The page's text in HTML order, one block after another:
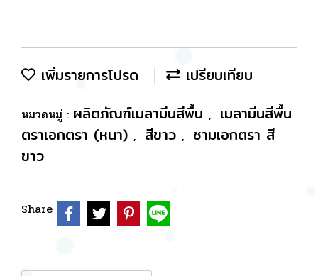
เพิ่มรายการโปรด เปรียบเทียบ
หมวดหมู่ : ผลิตภัณฑ์เมลามีนสีพื้น , เมลามีนสีพื้น
ตราเอกตรา (หนา) , สีขาว , ชามเอกตรา สี
ขาว
Share